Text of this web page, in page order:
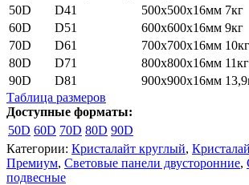
50D
D41 500х500х16мм 7кг
60D
D51 600х600х16мм 9кг
70D
D61 700х700х16мм 10кг
80D
D71 800х800х16мм 11кг
90D
D81 900х900х16мм
Таблица размеров
Доступные форматы:
50D 60D 70D 80D 90D
Категории: Кристалайт круглый,
Премиум, Световые панели двусторонние,
подвесные